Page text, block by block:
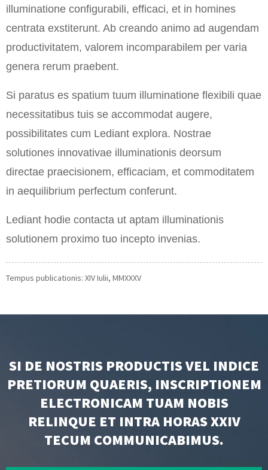
illuminatione configurabili, efficaci, et in homines
centrata exstiterunt. Ab creando animo ad augendam
productivitatem, valorem incomparabilem per varia
genera rerum praebent.
Si paratus es spatium tuum illuminatione flexibili quae
necessitatibus tuis se accommodat augere,
possibilitates cum Lediant explora. Nostrae
solutiones innovativae illuminationis deorsum
directae praecisionem, efficaciam, et commoditatem
in aequilibrium perfectum conferunt.
Lediant hodie contacta ut aptam illuminationis
solutionem proximo tuo incepto invenias.
Tempus publicationis: XIV Iulii, MMXXXV
SI DE NOSTRIS PRODUCTIS VEL INDICE
PRETIORUM QUAERIS, INSCRIPTIONEM
ELECTRONICAM TUAM NOBIS
RELINQUE ET INTRA HORAS XXIV
TECUM COMMUNICABIMUS.